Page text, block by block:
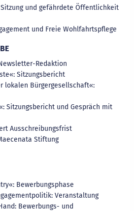
Sitzung und gefährdete Öffentlichkeit
und Freie Wohlfahrtspflege
Redaktion
Sitzungsbericht
lokalen Bürgergesellschaft«:
Sitzungsbericht und Gespräch mit
Ausschreibungsfrist
Stiftung
Bewerbungsphase
Veranstaltung
Bewerbungs- und